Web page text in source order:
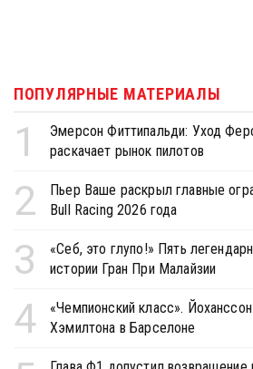
ПОПУЛЯРНЫЕ МАТЕРИАЛЫ
1
Эмерсон Фиттипальди: Уход
раскачает рынок пилотов
2
Пьер Ваше раскрыл главные
Bull Racing 2026 года
3
«Себ, это глупо!» Пять
истории Гран При Малайзии
4
«Чемпионский класс».
Хэмилтона в Барселоне